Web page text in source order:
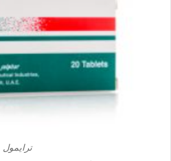
ترايمول